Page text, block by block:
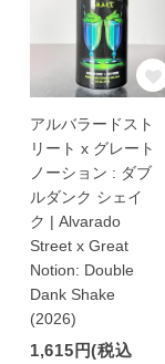
アルバラードスト
リート x グレート
ノーション : ダブ
ルダンク シェイ
ク | Alvarado
Street x Great
Notion: Double
Dank Shake
(2026)
1,615円(税込